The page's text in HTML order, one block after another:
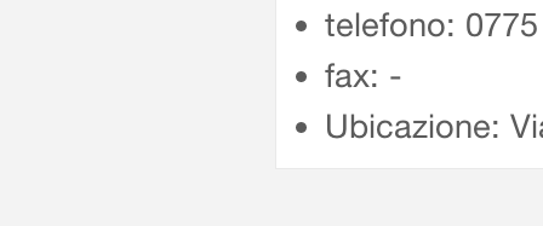
telefono:
fax: -
Ubicazione: